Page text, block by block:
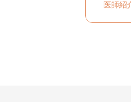
医師紹